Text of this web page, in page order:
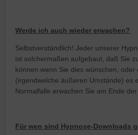
Werde ich auch wieder erwachen?
Selbstverständlich! Jeder unserer
ist solchermaßen aufgebaut, daß Sie
können wenn Sie dies wünschen, oder
(irgendwelche äußeren Umstände) es
Normalfalle erwachen Sie am Ende
Für wen sind Hypnose-Downloads